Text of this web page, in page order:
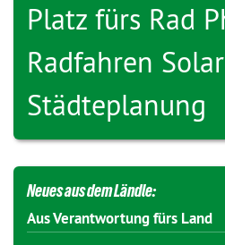
Platz fürs Rad
Radfahren
Städteplanung
Neues aus dem Ländle:
Aus Verantwortung fürs Land